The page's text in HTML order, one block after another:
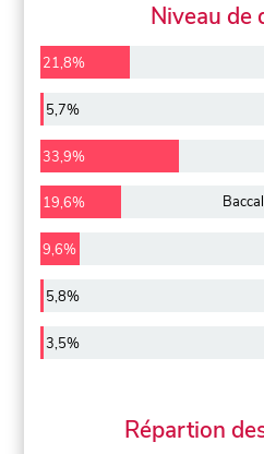
Niveau de
21,8%
5,7%
33,9%
19,6%
9,6%
5,8%
3,5%
Répartion